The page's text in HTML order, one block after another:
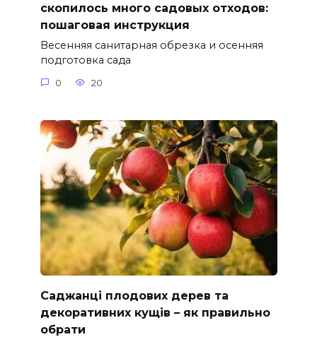
скопилось много садовых отходов:
пошаговая инструкция
Весенняя санитарная обрезка и осенняя
подготовка сада
0 20
Саджанці плодових дерев та
декоративних кущів – як правильно
обрати